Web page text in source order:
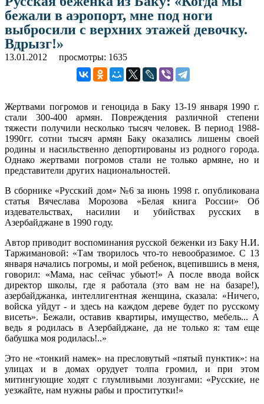
бежали в аэропорт, мне под ноги
выбросили с верхних этажей девочку.
Вдрызг!»
13.01.2012 просмотры: 1635
Жертвами погромов и геноцида в Баку 13-19 января 1990 г.
стали 300-400 армян. Повреждения различной степени
тяжести получили несколько тысяч человек. В период 1988-
1990гг. сотни тысяч армян Баку оказались лишены своей
родины и насильственно депортированы из родного города.
Однако жертвами погромов стали не только армяне, но и
представители других национальностей.
В сборнике «Русский дом» №6 за июнь 1998 г. опубликована
статья Вячеслава Морозова «Белая книга России» Об
издевательствах, насилии и убийствах русских в
Азербайджане в 1990 году.
Автор приводит воспоминания русской беженки из Баку Н.И.
Таржимановой: «Там творилось что-то невообразимое. С 13
января начались погромы, и мой ребенок, вцепившись в меня,
говорил: «Мама, нас сейчас убьют!» А после ввода войск
директор школы, где я работала (это вам не на базаре!),
азербайджанка, интеллигентная женщина, сказала: «Ничего,
войска уйдут - и здесь на каждом дереве будет по русскому
висеть». Бежали, оставив квартиры, имущество, мебель... А
ведь я родилась в Азербайджане, да не только я: там еще
бабушка моя родилась!..»
Это не «тонкий намек» на пресловутый «пятый пунктик»: на
улицах и в домах орудует толпа громил, и при этом
митингующие ходят с глумливыми лозунгами: «Русские, не
уезжайте, нам нужны рабы и проститутки!»